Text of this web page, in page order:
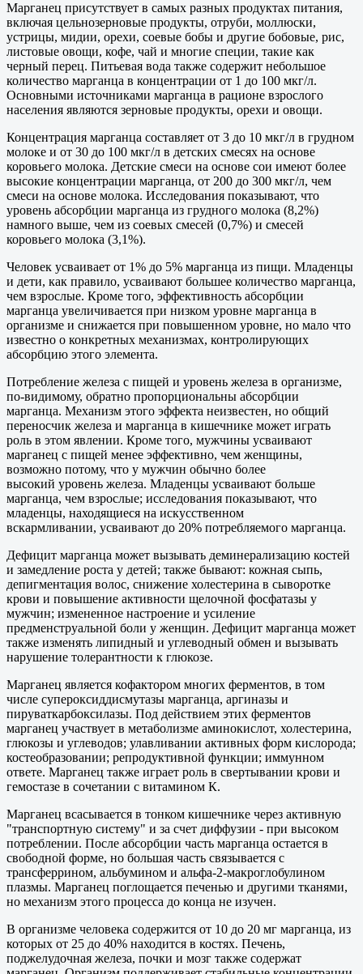
Марганец присутствует в самых разных продуктах питания,
включая цельнозерновые продукты, отруби, моллюски,
устрицы, мидии, орехи, соевые бобы и другие бобовые, рис,
листовые овощи, кофе, чай и многие специи, такие как
черный перец. Питьевая вода также содержит небольшое
количество марганца в концентрации от 1 до 100 мкг/л.
Основными источниками марганца в рационе взрослого
населения являются зерновые продукты, орехи и овощи.
Концентрация марганца составляет от 3 до 10 мкг/л в грудном
молоке и от 30 до 100 мкг/л в детских смесях на основе
коровьего молока. Детские смеси на основе сои имеют более
высокие концентрации марганца, от 200 до 300 мкг/л, чем
смеси на основе молока. Исследования показывают, что
уровень абсорбции марганца из грудного молока (8,2%)
намного выше, чем из соевых смесей (0,7%) и смесей
коровьего молока (3,1%).
Человек усваивает от 1% до 5% марганца из пищи. Младенцы
и дети, как правило, усваивают большее количество марганца,
чем взрослые. Кроме того, эффективность абсорбции
марганца увеличивается при низком уровне марганца в
организме и снижается при повышенном уровне, но мало что
известно о конкретных механизмах, контролирующих
абсорбцию этого элемента.
Потребление железа с пищей и уровень железа в организме,
по-видимому, обратно пропорциональны абсорбции
марганца. Механизм этого эффекта неизвестен, но общий
переносчик железа и марганца в кишечнике может играть
роль в этом явлении. Кроме того, мужчины усваивают
марганец с пищей менее эффективно, чем женщины,
возможно потому, что у мужчин обычно более
высокий уровень железа. Младенцы усваивают больше
марганца, чем взрослые; исследования показывают, что
младенцы, находящиеся на искусственном
вскармливании, усваивают до 20% потребляемого марганца.
Дефицит марганца может вызывать деминерализацию костей
и замедление роста у детей; также бывают: кожная сыпь,
депигментация волос, снижение холестерина в сыворотке
крови и повышение активности щелочной фосфатазы у
мужчин; измененное настроение и усиление
предменструальной боли у женщин. Дефицит марганца может
также изменять липидный и углеводный обмен и вызывать
нарушение толерантности к глюкозе.
Марганец является кофактором многих ферментов, в том
числе супероксиддисмутазы марганца, аргиназы и
пируваткарбоксилазы. Под действием этих ферментов
марганец участвует в метаболизме аминокислот, холестерина,
глюкозы и углеводов; улавливании активных форм кислорода;
костеобразовании; репродуктивной функции; иммунном
ответе. Марганец также играет роль в свертывании крови и
гемостазе в сочетании с витамином К.
Марганец всасывается в тонком кишечнике через активную
"транспортную систему" и за счет диффузии - при высоком
потреблении. После абсорбции часть марганца остается в
свободной форме, но большая часть связывается с
трансферрином, альбумином и альфа-2-макроглобулином
плазмы. Марганец поглощается печенью и другими тканями,
но механизм этого процесса до конца не изучен.
В организме человека содержится от 10 до 20 мг марганца, из
которых от 25 до 40% находится в костях. Печень,
поджелудочная железа, почки и мозг также содержат